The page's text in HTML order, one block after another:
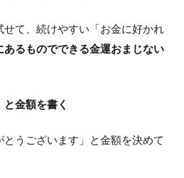
せて、続けやすい「お金に好かれ
あるものでできる金運おまじない
金額を書く
うございます」と金額を決めて